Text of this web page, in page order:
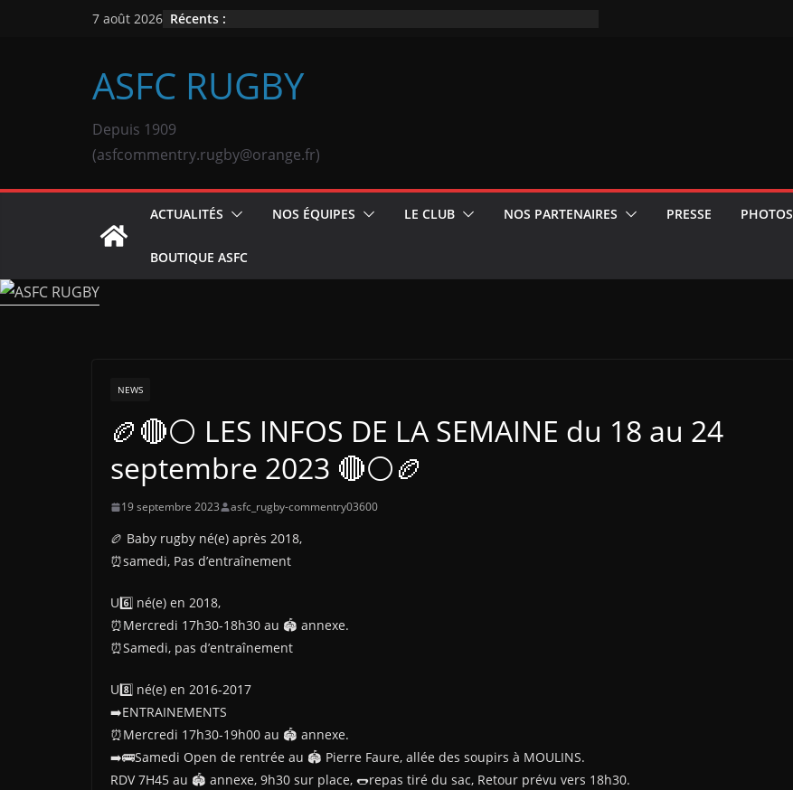
7 août 2026 Récents :
ASFC RUGBY
Depuis 1909
(asfcommentry.rugby@orange.fr)
ACTUALITÉS NOS ÉQUIPES LE CLUB NOS PARTENAIRES PRESSE PHOTOS
BOUTIQUE ASFC
NEWS
🏉🔴⚪ LES INFOS DE LA SEMAINE du 18 au 24
septembre 2023 🔴⚪🏉
19 septembre 2023 asfc_rugby-commentry03600
🏉 Baby rugby né(e) après 2018,
⏰samedi, Pas d’entraînement
U6️⃣ né(e) en 2018,
⏰Mercredi 17h30-18h30 au 🏟 annexe.
⏰Samedi, pas d’entraînement
U8️⃣ né(e) en 2016-2017
➡️ENTRAINEMENTS
⏰Mercredi 17h30-19h00 au 🏟 annexe.
➡️🚌Samedi Open de rentrée au 🏟 Pierre Faure, allée des soupirs à MOULINS.
RDV 7H45 au 🏟 annexe, 9h30 sur place, 🌭repas tiré du sac, Retour prévu vers 18h30.